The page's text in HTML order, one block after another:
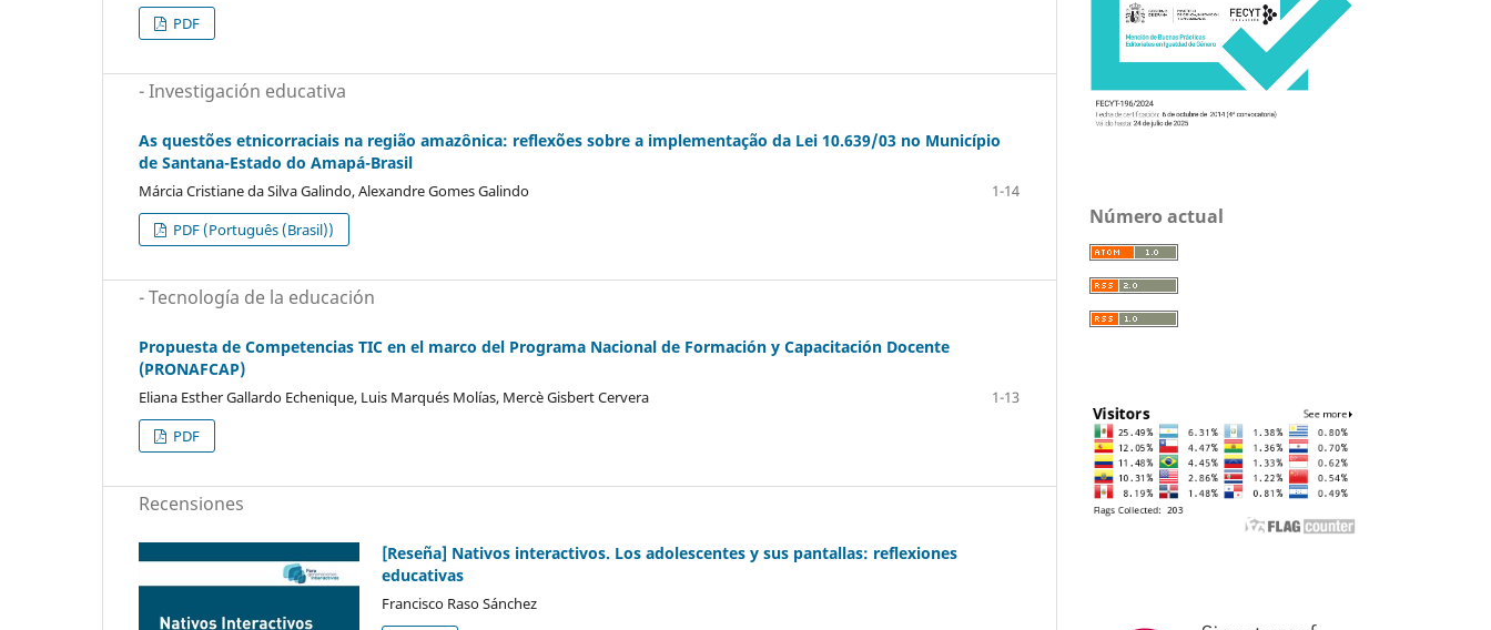
PDF
- Investigación educativa
As questões etnicorraciais na região amazônica: reflexões sobre a implementação da Lei 10.639/03 no Município
de Santana-Estado do Amapá-Brasil
Márcia Cristiane da Silva Galindo, Alexandre Gomes Galindo
1-14
PDF (Português (Brasil))
- Tecnología de la educación
Propuesta de Competencias TIC en el marco del Programa Nacional de Formación y Capacitación Docente
(PRONAFCAP)
Eliana Esther Gallardo Echenique, Luis Marqués Molías, Mercè Gisbert Cervera
1-13
PDF
Recensiones
[Reseña] Nativos interactivos. Los adolescentes y sus pantallas: reflexiones
educativas
Francisco Raso Sánchez
Número actual